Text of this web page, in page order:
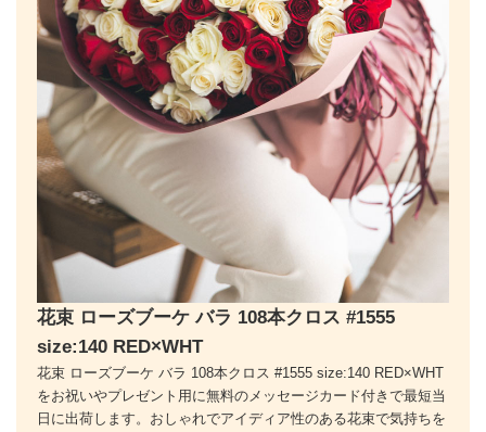
花束 ローズブーケ バラ 108本クロス #1555
size:140 RED×WHT
花束 ローズブーケ バラ 108本クロス #1555 size:140 RED×WHT
をお祝いやプレゼント用に無料のメッセージカード付きで最短当
日に出荷します。おしゃれでアイディア性のある花束で気持ちを